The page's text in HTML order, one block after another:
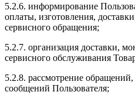
5.2.6. информирование
оплаты, изготовления,
сервисного обращения;
5.2.7. организация доставки,
сервисного обслуживания
5.2.8. рассмотрение
сообщений Пользователя;